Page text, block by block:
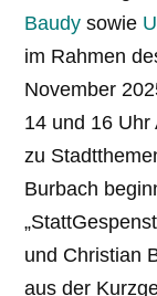
Baudy sowie
im Rahmen
November
14 und 16 Uhr
zu
Burbach
und Christian
aus der